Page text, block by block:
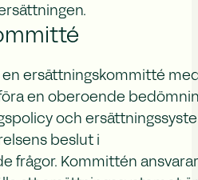
en ersättningskommitté
en oberoende
och
beslut i
frågor. Kommittén ansvarar